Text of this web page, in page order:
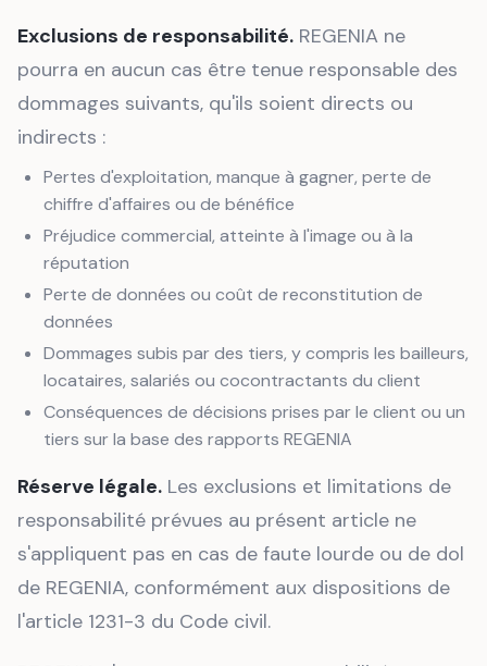
Exclusions de responsabilité. REGENIA ne
pourra en aucun cas être tenue responsable des
dommages suivants, qu'ils soient directs ou
indirects :
Pertes d'exploitation, manque à gagner, perte de
chiffre d'affaires ou de bénéfice
Préjudice commercial, atteinte à l'image ou à la
réputation
Perte de données ou coût de reconstitution de
données
Dommages subis par des tiers, y compris les bailleurs,
locataires, salariés ou cocontractants du client
Conséquences de décisions prises par le client ou un
tiers sur la base des rapports REGENIA
Réserve légale. Les exclusions et limitations de
responsabilité prévues au présent article ne
s'appliquent pas en cas de faute lourde ou de dol
de REGENIA, conformément aux dispositions de
l'article 1231-3 du Code civil.